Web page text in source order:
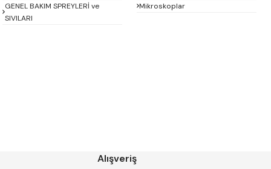
GENEL BAKIM SPREYLERİ ve
SIVILARI
Mikroskoplar
Alışveriş